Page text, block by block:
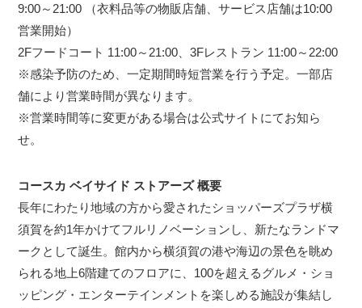
9:00～21:00 （衣料品等の物販店舗、サービス店舗は10:00
営業開始）
2Fフードコート 11:00～21:00、3Fレストラン 11:00～22:00
※感染予防のため、一定期間時短営業を行う予定。一部店
舗により営業時間が異なります。
※営業時間等に変更がある場合は公式サイトにてお知ら
せ。
コースカ ベイサイド ストアーズ 概要
長年にわたり地域の方から愛されたショッパーズプラザ横
須賀を約1年かけてフルリノベーションし、新たなランドマ
ークとして誕生。館内から横須賀の港や海辺の景色を眺め
られる地上6階建てのフロアに、100を超えるグルメ・ショ
ッピング・エンターテインメントを楽しめる施設が集結し